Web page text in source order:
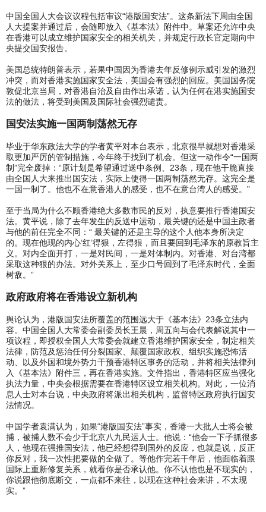
中国全国人大会议议程包括审议“港版国安法”。这条新法下周由全国
人大提案并通过后，会随即放入《基本法》附件中。草案还允许中央
在香港可以成立维护国家安全的相关机关，并规定行政长官定期向中
央提交国安报告。
美国总统特朗普表示，若果中国因为香港去年反修例示威引发的激烈
冲突，而对香港实施国家安全法，美国会有强烈的回应。美国国务院
敦促北京当局，对香港自治及自由作出承诺，认为任何在港实施国安
法的做法，将受到美国及国际社会强烈谴责。
国安法实施一国两制荡然无存
毕业于华东政法大学的学者黄平对本台表示，北京很早就想对香港采
取更加严厉的管制措施，今年终于找到了机会。但这一动作令“一国两
制”完全废掉：“原计划是希望通过送中条例、23条，现在他干脆直接
由全国人大来推出国安法，实际上使得一国两制荡然无存。这完全是
一国一制了。他也不在意香港人的感受，也不在意台湾人的感受。”
至于当局为什么不顾香港绝大多数市民的反对，执意要推行香港国安
法。黄平说，除了去年发生的反送中运动，最关键的还是中国主政者
与他的前任完全不同：“ 最关键的还是主导的这个人他本身所决定
的。现在他现的内心‘红’得狠，左得狠，而且要回到毛泽东的原教旨主
义。对内全面开打，一是对民间，一是对体制内。对香港、对台湾都
采取这种狠的办法。对外关系上，至少口号回到了毛泽东时代，全面
树敌。”
政府政府将在香港设立新机构
舆论认为，港版国安法所覆盖的范围远大于《基本法》23条立法内
容。中国全国人大常委会副委员长王晨，周五向与会代表解说其中一
项议程，即授权全国人大常委会就建立香港维护国家安全，制定相关
法律，防范及惩治任何分裂国家、颠覆国家政权、组织实施恐怖活
动、以及外国和境外势力干预香港特区事务的活动，并将相关法律列
入《基本法》附件三，再在香港实施。文件指出，香港特区应当强化
执法力量，中央会根据需要在香港特区设立相关机构。对此，一位消
息人士对本台说，中央政府将派出相关机构，监督特区政府执行国安
法情况。
中国学者袁满认为，如果“港版国安法”事实，香港一大批人士将会被
捕，被捕人数不会少于北京八九民运人士。他说：“他会一下子抓很多
人，他现在强推国安法，他已经想得到国外的反应，也就是说，反正
你反对，我一次性把要做的全做了。等他作完若干年后，他面临着跟
国际上重新修复关系，就看你是否承认他。你不认他也是不现实的，
你说跟他彻底断交，一点都不来往，以现在这种社会来讲，不太现
实。”